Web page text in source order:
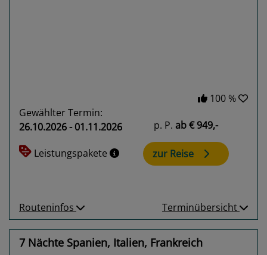
100 %
Gewählter Termin:
26.10.2026 - 01.11.2026
Leistungspakete
p. P. ab€ 949,-
zur Reise
Routeninfos Terminübersicht
7 Nächte Spanien, Italien, Frankreich